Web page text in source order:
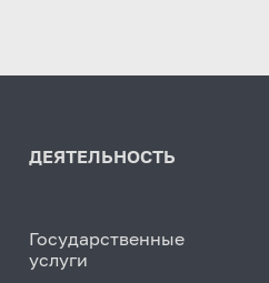
ДЕЯТЕЛЬНОСТЬ
Государственные
услуги